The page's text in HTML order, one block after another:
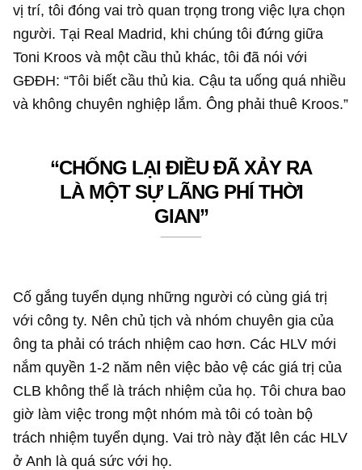
vị trí, tôi đóng vai trò quan trọng trong việc lựa chọn
người. Tại Real Madrid, khi chúng tôi đứng giữa
Toni Kroos và một cầu thủ khác, tôi đã nói với
GĐĐH: “Tôi biết cầu thủ kia. Cậu ta uống quá nhiều
và không chuyên nghiệp lắm. Ông phải thuê Kroos.”
“CHỐNG LẠI ĐIỀU ĐÃ XẢY RA
LÀ MỘT SỰ LÃNG PHÍ THỜI
GIAN”
Cố gắng tuyển dụng những người có cùng giá trị
với công ty. Nên chủ tịch và nhóm chuyên gia của
ông ta phải có trách nhiệm cao hơn. Các HLV mới
nắm quyền 1-2 năm nên việc bảo vệ các giá trị của
CLB không thể là trách nhiệm của họ. Tôi chưa bao
giờ làm việc trong một nhóm mà tôi có toàn bộ
trách nhiệm tuyển dụng. Vai trò này đặt lên các HLV
ở Anh là quá sức với họ.